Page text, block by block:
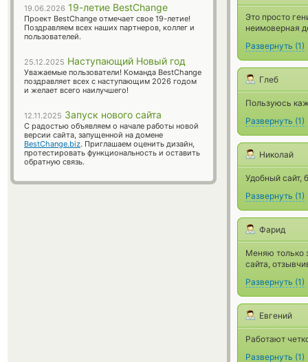
Это просто
неимоверная
Развернуть (1)
Глеб
Пользуюсь
Развернуть (1)
Николай
Удобный сайт,
Развернуть (1)
Фарид
Меняю только
сайта,
Развернуть (1)
Евгений
Работают
Развернуть (1)
19.06.2026 19-летие BestChange
Проект BestChange отмечает свое 19-летие!
Поздравляем всех наших партнеров, коллег и
пользователей.
25.12.2025 Наступающий Новый год
Уважаемые пользователи! Команда BestChange
поздравляет всех с наступающим 2026 годом
и желает всего наилучшего!
12.11.2025 Запуск нового сайта
С радостью объявляем о начале работы новой
версии сайта, запущенной на домене
BestChange.biz. Приглашаем оценить дизайн,
протестировать функциональность и оставить
обратную связь.